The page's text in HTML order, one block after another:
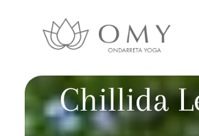
Chillida